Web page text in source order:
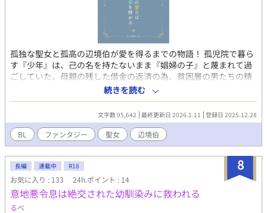
孤独な聖女と孤高の辺境伯が愛を得るまでの物語！ 孤児院で暮ら
す『少年』は、己の名を持たないまま『娼婦の子』と蔑まれて過
ごしていた。母親の残した借金の返済の為、貧困層の男たちの精
を発散する手伝いをすることで身銭を稼いでいる少年は、己が発
情することで他者を癒す力を得る聖女と呼ばれる存在であること
を知る。 聖女となってからも『娼婦の子』である汚名は注げず、
見下されることに辟易した少年は聖女としての務めを抜け出す。
その先で魔獣討伐の凱旋パレードに行き会った少年は、隊列の前
に飛び出し大怪我を負った孤児の子供を助ける為に癒しの力を使
った罪で捕らえられることになってしまった。 処罰を免れる代わ
りに、少年は討伐部隊の立役者である辺境伯、レオニード・ガヴ
ェーリンと結婚することを命じられる。 頑なな辺境伯との、極寒
の地での生活が、今、始まる――。 初出：
https://kakuyomu.jp/works/822139837033506606
続きを読む
文字数 95,642 最終更新日 2026.1.11 登録日 2025.12.28
BL ファンタジー 聖女 辺境伯
8
長編 連載中 R18
お気に入り : 133 24h.ポイント : 14
意地悪令息は絶交された幼馴染みに救われる
るべ